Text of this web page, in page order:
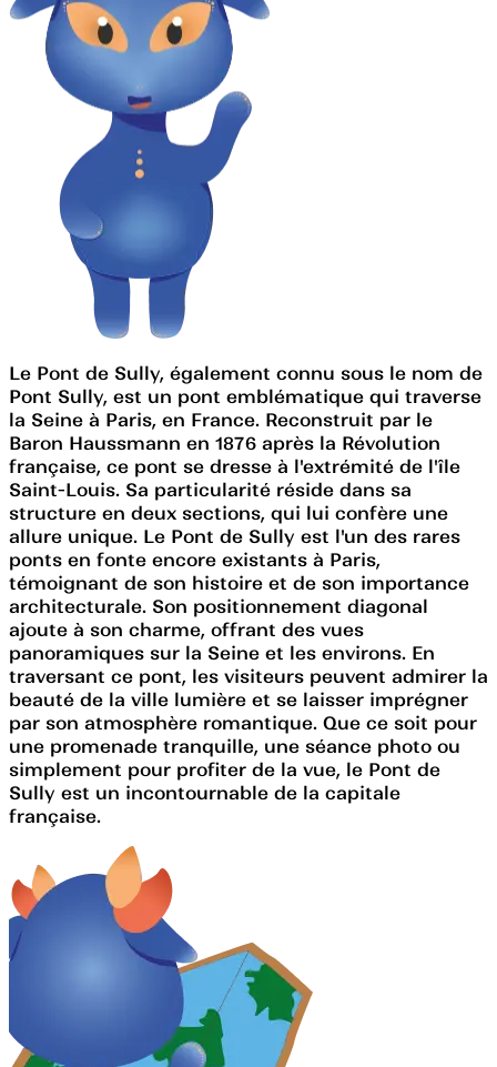
Le Pont de Sully, également connu sous le nom de
Pont Sully, est un pont emblématique qui traverse
la Seine à Paris, en France. Reconstruit par le
Baron Haussmann en 1876 après la Révolution
française, ce pont se dresse à l'extrémité de l'île
Saint-Louis. Sa particularité réside dans sa
structure en deux sections, qui lui confère une
allure unique. Le Pont de Sully est l'un des rares
ponts en fonte encore existants à Paris,
témoignant de son histoire et de son importance
architecturale. Son positionnement diagonal
ajoute à son charme, offrant des vues
panoramiques sur la Seine et les environs. En
traversant ce pont, les visiteurs peuvent admirer la
beauté de la ville lumière et se laisser imprégner
par son atmosphère romantique. Que ce soit pour
une promenade tranquille, une séance photo ou
simplement pour profiter de la vue, le Pont de
Sully est un incontournable de la capitale
française.